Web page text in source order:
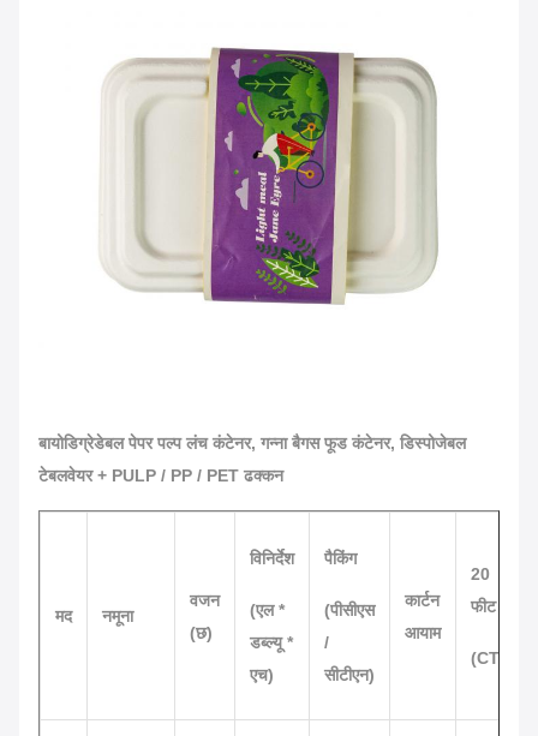
बायोडिग्रेडेबल पेपर पल्प लंच कंटेनर, गन्ना बैगस फूड कंटेनर, डिस्पोजेबल
टेबलवेयर + PULP / PP / PET ढक्कन
मद नमूना
वजन
(छ)
विनिर्देश
(एल *
डब्ल्यू *
एच)
पैकिंग
(पीसीएस
/
सीटीएन)
कार्टन
आयाम
20
फीट
(CTN)